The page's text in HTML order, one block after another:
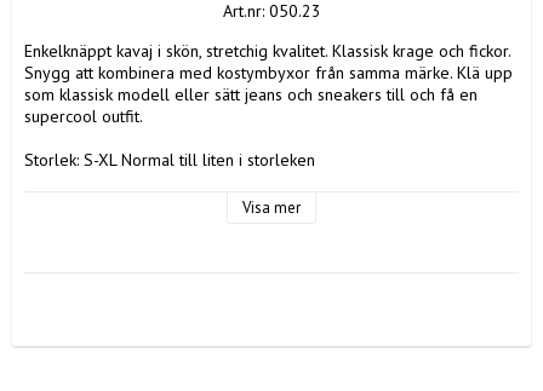
Art.nr: 050.23
Enkelknäppt kavaj i skön, stretchig kvalitet. Klassisk krage och fickor.
Snygg att kombinera med kostymbyxor från samma märke. Klä upp
som klassisk modell eller sätt jeans och sneakers till och få en
supercool outfit.
Storlek: S-XL Normal till liten i storleken
Material: 64% Viscose, 31% Polyester, 5% Elastane
Visa mer